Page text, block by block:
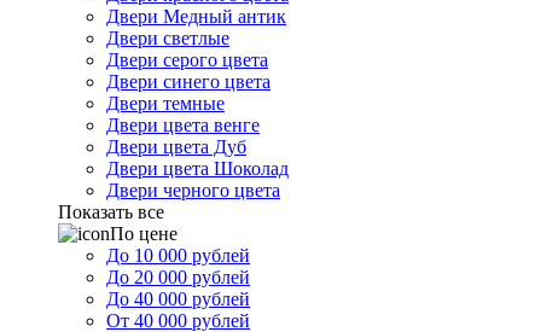
Двери Медный антик
Двери светлые
Двери серого цвета
Двери синего цвета
Двери темные
Двери цвета венге
Двери цвета Дуб
Двери цвета Шоколад
Двери черного цвета
Показать все
По цене
До 10 000 рублей
До 20 000 рублей
До 40 000 рублей
От 40 000 рублей